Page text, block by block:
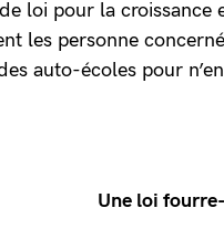
loi pour la
les personne
auto-écoles pour
Une loi